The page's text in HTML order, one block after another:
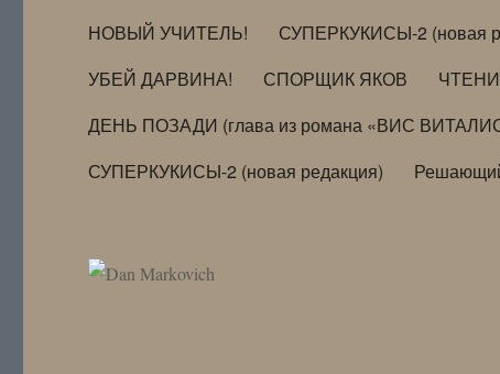
НОВЫЙ УЧИТЕЛЬ!
СУПЕРКУКИСЫ-2 (новая
УБЕЙ ДАРВИНА!
СПОРЩИК ЯКОВ
ДЕНЬ ПОЗАДИ (глава из романа «ВИС
СУПЕРКУКИСЫ-2 (новая редакция)